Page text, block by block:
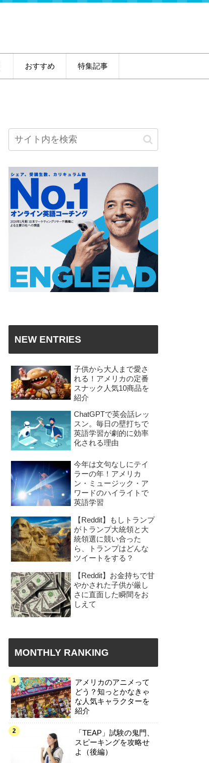
おすすめ 特集記事
NEW ENTRIES
子供から大人まで愛さ
れる！アメリカの定番
スナック人気10商品を
紹介
ChatGPTで英会話レッ
スン。毎日の壁打ちで
英語学習が劇的に効率
化される理由
今年は文句なしにテイ
ラーの年！アメリカ
ン・ミュージック・ア
ワードのハイライトで
英語学習
【Reddit】もしトランプ
がトランプ大統領と大
統領選に競い合った
ら、トランプはどんな
ツイートをする？
【Reddit】お金持ちで甘
やかされた子供が厳し
さに直面した瞬間をお
しえて
MONTHLY RANKING
アメリカのアニメって
どう？知っとかなきゃ
な人気キャラクターを
紹介
「TEAP」試験の鬼門、
スピーキングを攻略せ
よ（後編）